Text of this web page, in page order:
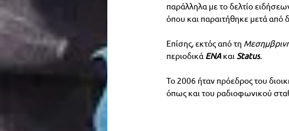
παράλληλα με το δελτίο
όπου και παραιτήθηκε μετά από
Επίσης, εκτός από τη
περιοδικά ΕΝΑ και Status.
Το 2006 ήταν πρόεδρος του
όπως και του ραδιοφωνικού